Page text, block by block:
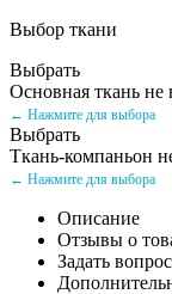
Выбор ткани
Выбрать
Основная ткань не
← Нажмите для выбора
Выбрать
Ткань-компаньон
← Нажмите для выбора
Описание
Отзывы о
Задать вопрос